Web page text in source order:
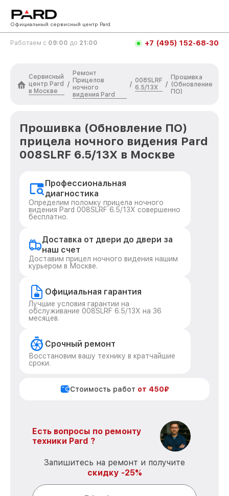
Официальный сервисный центр Pard
Работаем с 09:00 до 21:00 +7 (495) 152-68-30
Сервисный
центр Pard
в Москве
/
Ремонт
Прицелов
ночного
видения Pard
/
008SLRF
6.5/13X
/
Прошивка
(Обновление
ПО)
Прошивка (Обновление ПО)
прицела ночного видения Pard
008SLRF 6.5/13X в Москве
Профессиональная
диагностика
Определим поломку прицела ночного
видения Pard 008SLRF 6.5/13X совершенно
бесплатно.
Доставка от двери до двери за
наш счет
Доставим прицел ночного видения нашим
курьером в Москве.
Официальная гарантия
Лучшие условия гарантии на
обслуживание 008SLRF 6.5/13X на 36
месяцев.
Срочный ремонт
Восстановим вашу технику в кратчайшие
сроки.
Стоимость работ от 450₽
Есть вопросы по ремонту
техники Pard ?
Запишитесь на ремонт и получите
скидку -25%